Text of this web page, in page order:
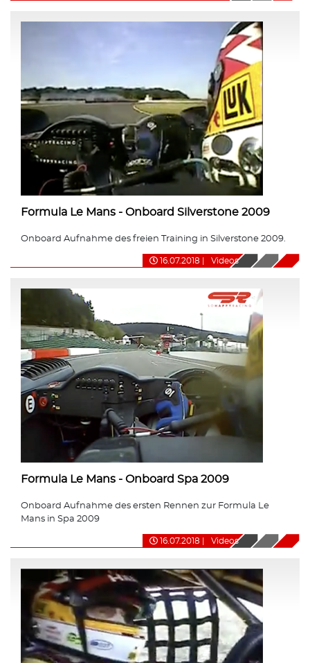
Formula Le Mans - Onboard Silverstone 2009
Onboard Aufnahme des freien Training in Silverstone 2009.
16.07.2018 Videos
Formula Le Mans - Onboard Spa 2009
Onboard Aufnahme des ersten Rennen zur Formula Le
Mans in Spa 2009
16.07.2018 Videos